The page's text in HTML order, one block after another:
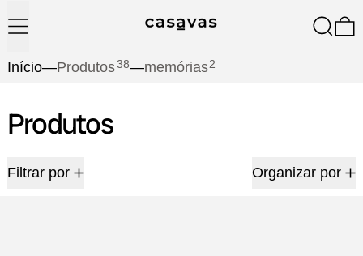
Menu
Início—Produtos38—memórias2
Produtos
Filtrar por
Organizar por